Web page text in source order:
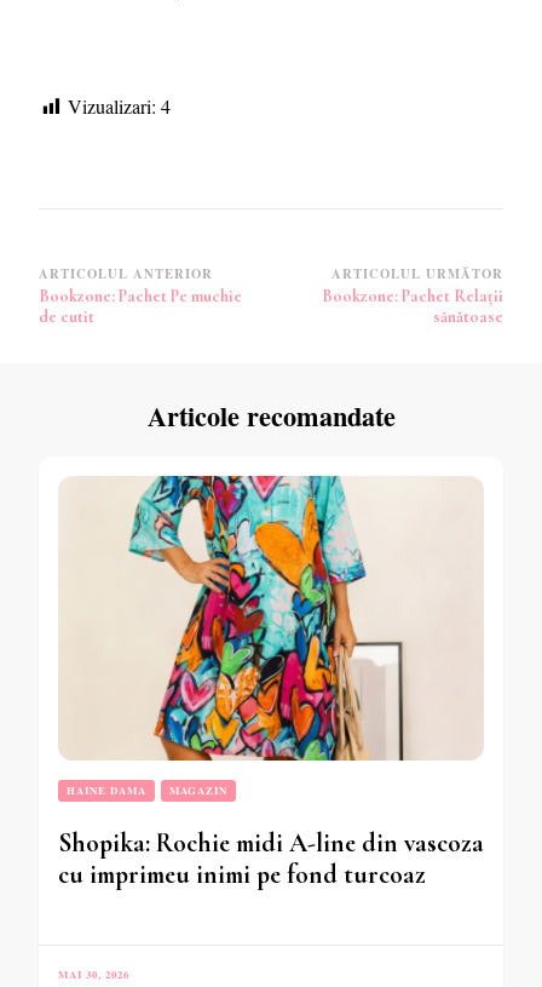
Vizualizari: 4
Navigare
în
ARTICOLUL ANTERIOR
Bookzone: Pachet Pe muchie
de cutit
ARTICOLUL URMĂTOR
Bookzone: Pachet Relații
sănătoase
Articole recomandate
HAINE DAMA MAGAZIN
Shopika: Rochie midi A-line din vascoza
cu imprimeu inimi pe fond turcoaz
MAI 30, 2026